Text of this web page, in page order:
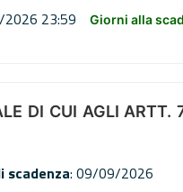
23:59 Giorni alla
DI CUI AGLI
scadenza: 09/09/2026